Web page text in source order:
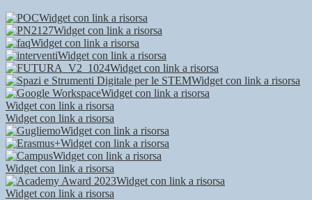
Widget con link a risorsa
Widget con link a risorsa
Widget con link a risorsa
Widget con link a risorsa
Widget con link a risorsa
Widget con link a risorsa
Widget con link a risorsa
Widget con link a risorsa
Widget con link a risorsa
Widget con link a risorsa
Widget con link a risorsa
Widget con link a risorsa
Widget con link a risorsa
Widget con link a risorsa
Widget con link a risorsa